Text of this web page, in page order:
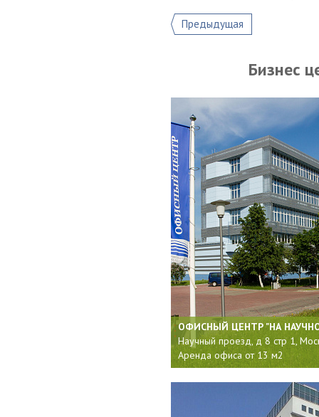
Предыдущая
Бизнес
ОФИСНЫЙ ЦЕНТР "НА
Научный проезд, д 8 стр 1,
Аренда офиса от 13 м2